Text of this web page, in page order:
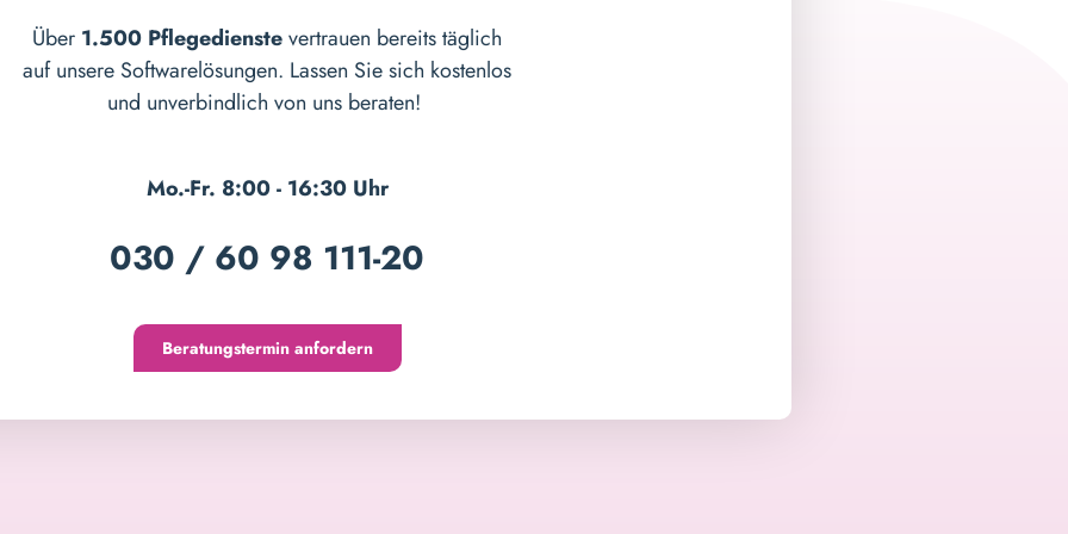
Über 1.500 Pflegedienstevertrauen bereits täglich
auf unsere Softwarelösungen. Lassen Sie sich kostenlos
und unverbindlich von uns beraten!
Mo.-Fr. 8:00 - 16:30 Uhr
030 / 60 98 111-20
Beratungstermin anfordern